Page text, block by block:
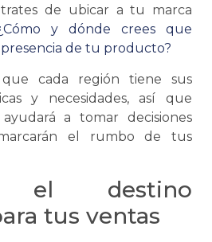
de ubicar a tu marca
y dónde crees que
de tu producto?
cada región tiene sus
y necesidades, así que
a tomar decisiones
el rumbo de tus
el destino
tus ventas